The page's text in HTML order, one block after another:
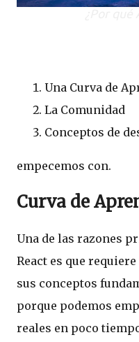
Una Curva de
La Comunidad
Conceptos de
empecemos con.
Curva de
Una de las razones
React es que
sus conceptos
porque podemos
reales en poco